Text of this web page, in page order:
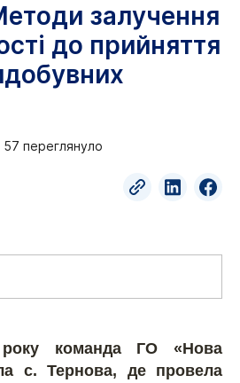
залучення
до прийняття
57 переглянуло
команда ГО «Нова
с. Тернова, де провела